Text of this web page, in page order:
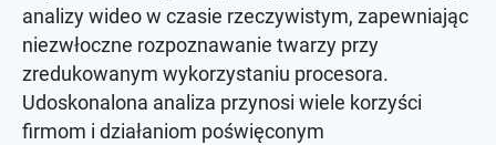
analizy wideo w czasie rzeczywistym, zapewniając
niezwłoczne rozpoznawanie twarzy przy
zredukowanym wykorzystaniu procesora.
Udoskonalona analiza przynosi wiele korzyści
firmom i działaniom poświęconym